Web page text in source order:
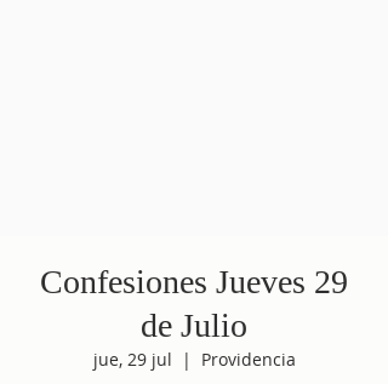
Confesiones Jueves 29
de Julio
jue, 29 jul
  |
Providencia